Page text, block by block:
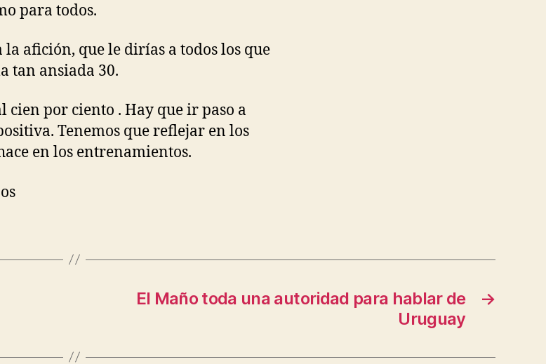
para todos.
la afición, que le dirías a todos los que
tan ansiada 30.
cien por ciento . Hay que ir paso a
Tenemos que reflejar en los
en los entrenamientos.
→
El Maño toda una autoridad para hablar de
Uruguay